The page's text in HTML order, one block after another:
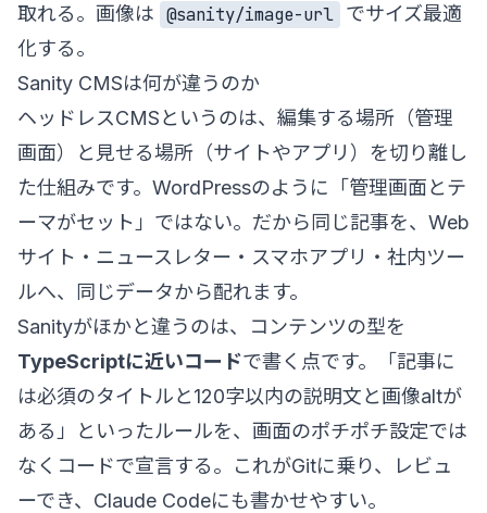
取れる。画像は @sanity/image-url
でサイズ最適
化する。
Sanity CMSは何が違うのか
ヘッドレスCMSというのは、編集する場所（管理
画面）と見せる場所（サイトやアプリ）を切り離し
た仕組みです。WordPressのように「管理画面とテ
ーマがセット」ではない。だから同じ記事を、Web
サイト・ニュースレター・スマホアプリ・社内ツー
ルへ、同じデータから配れます。
Sanityがほかと違うのは、コンテンツの型を
TypeScriptに近いコードで書く点です。「記事に
は必須のタイトルと120字以内の説明文と画像altが
ある」といったルールを、画面のポチポチ設定では
なくコードで宣言する。これがGitに乗り、レビュ
ーでき、Claude Codeにも書かせやすい。